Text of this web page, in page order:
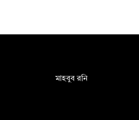
মাহবুব রনি